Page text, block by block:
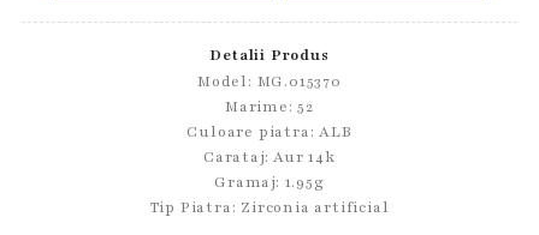
Detalii Produs
Model: MG.015370
Marime: 52
Culoare piatra: ALB
Carataj: Aur 14k
Gramaj: 1.95g
Tip Piatra: Zirconia artificial